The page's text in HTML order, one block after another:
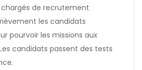
chargés de recrutement
les candidats
pourvoir les missions aux
candidats passent des tests